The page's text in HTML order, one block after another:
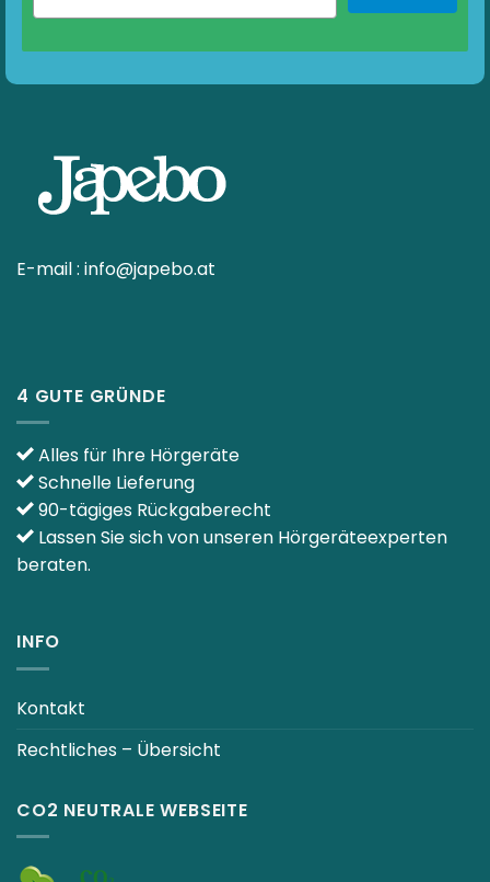
E-mail : info@japebo.at
4 GUTE GRÜNDE
Alles für Ihre Hörgeräte
Schnelle Lieferung
90-tägiges Rückgaberecht
Lassen Sie sich von unseren Hörgeräteexperten
beraten.
INFO
Kontakt
Rechtliches – Übersicht
CO2 NEUTRALE WEBSEITE